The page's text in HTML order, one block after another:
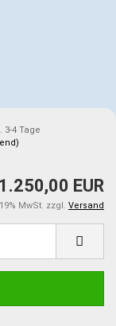
3-4 Tage
1.250,00 EUR
MwSt. zzgl. Versand